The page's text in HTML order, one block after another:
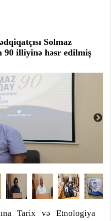
Solmaz
90 illiyinə həsr edilmiş
Tarix və Etnologiya